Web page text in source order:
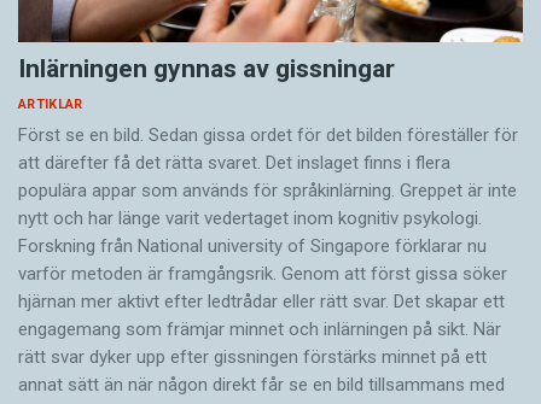
Inlärningen gynnas av gissningar
ARTIKLAR
Först se en bild. Sedan gissa ordet för det bilden föreställer för
att därefter få det rätta svaret. Det inslaget finns i flera
populära appar som används för språkinlärning. Greppet är inte
nytt och har länge varit vedertaget inom kognitiv psykologi.
Forskning från National university of Singa­pore förklarar nu
varför metoden är framgångsrik. Genom att först gissa ­söker
hjärnan mer aktivt ­efter ledtrådar eller rätt svar. Det skapar ett
engagemang som främjar minnet och inlärningen på sikt. När
rätt svar dyker upp efter gissningen förstärks minnet på ett
annat sätt än när någon direkt får se en bild tillsammans med